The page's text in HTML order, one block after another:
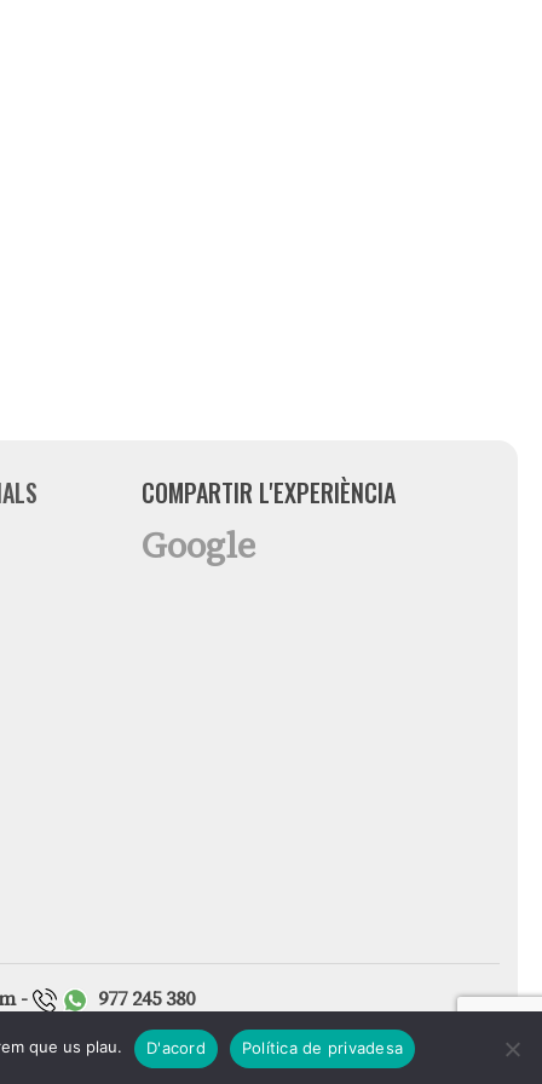
COMPARTIR L'EXPERIÈNCIA
Google
- 977 245 380
que us plau. D'acord Política de privadesa